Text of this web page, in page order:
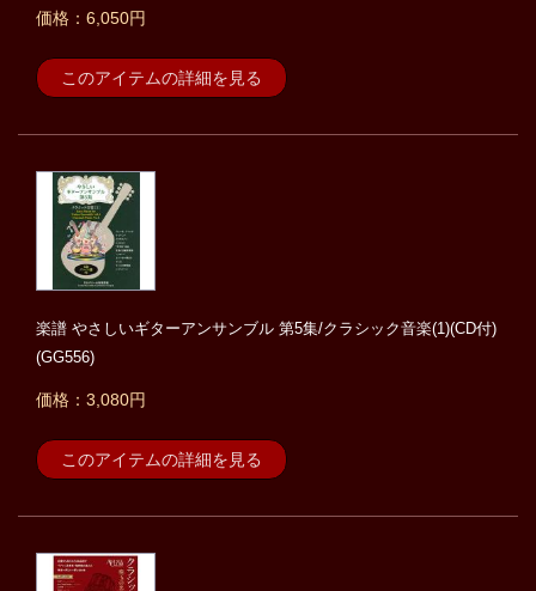
価格：6,050円
このアイテムの詳細を見る
楽譜 やさしいギターアンサンブル 第5集/クラシック音楽(1)(CD付)
(GG556)
価格：3,080円
このアイテムの詳細を見る